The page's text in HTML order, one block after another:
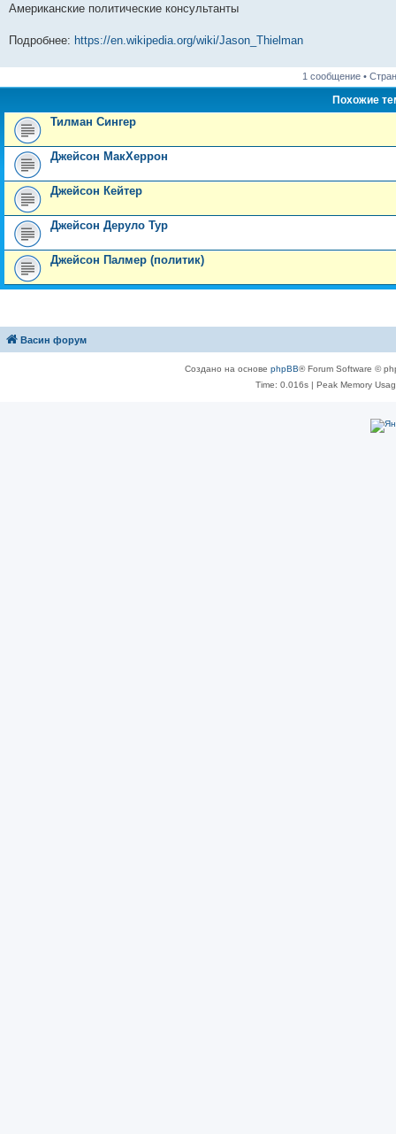
Американские политические консультанты
Подробнее: https://en.wikipedia.org/wiki/Jason_Thielman
1 сообщение •
Похожие
Тилман Сингер
Джейсон МакХеррон
Джейсон Кейтер
Джейсон Деруло Тур
Джейсон Палмер (политик)
Васин форум
Создано на основе phpBB® Forum Software ©
Time: 0.016s| Peak Memory